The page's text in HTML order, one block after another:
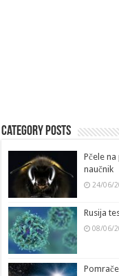
Category Posts
Pčele
naučnik
24/06/
Rusija
08/06/